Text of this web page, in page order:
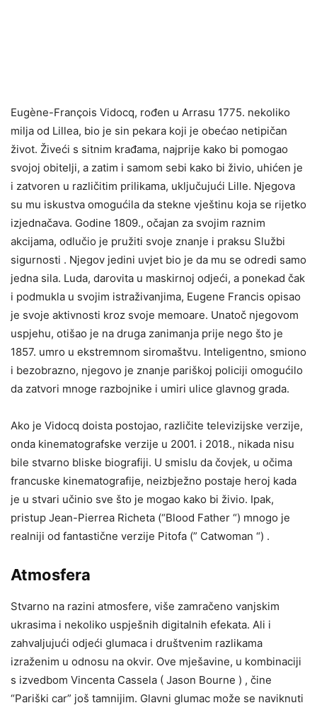
Eugène-François Vidocq, rođen u Arrasu 1775. nekoliko
milja od Lillea, bio je sin pekara koji je obećao netipičan
život. Živeći s sitnim krađama, najprije kako bi pomogao
svojoj obitelji, a zatim i samom sebi kako bi živio, uhićen je
i zatvoren u različitim prilikama, uključujući Lille. Njegova
su mu iskustva omogućila da stekne vještinu koja se rijetko
izjednačava. Godine 1809., očajan za svojim raznim
akcijama, odlučio je pružiti svoje znanje i praksu Službi
sigurnosti . Njegov jedini uvjet bio je da mu se odredi samo
jedna sila. Luda, darovita u maskirnoj odjeći, a ponekad čak
i podmukla u svojim istraživanjima, Eugene Francis opisao
je svoje aktivnosti kroz svoje memoare. Unatoč njegovom
uspjehu, otišao je na druga zanimanja prije nego što je
1857. umro u ekstremnom siromaštvu. Inteligentno, smiono
i bezobrazno, njegovo je znanje pariškoj policiji omogućilo
da zatvori mnoge razbojnike i umiri ulice glavnog grada.
Ako je Vidocq doista postojao, različite televizijske verzije,
onda kinematografske verzije u 2001. i 2018., nikada nisu
bile stvarno bliske biografiji. U smislu da čovjek, u očima
francuske kinematografije, neizbježno postaje heroj kada
je u stvari učinio sve što je mogao kako bi živio. Ipak,
pristup Jean-Pierrea Richeta (“Blood Father “) mnogo je
realniji od fantastične verzije Pitofa (” Catwoman “) .
Atmosfera
Stvarno na razini atmosfere, više zamračeno vanjskim
ukrasima i nekoliko uspješnih digitalnih efekata. Ali i
zahvaljujući odjeći glumaca i društvenim razlikama
izraženim u odnosu na okvir. Ove mješavine, u kombinaciji
s izvedbom Vincenta Cassela ( Jason Bourne ) , čine
“Pariški car” još tamnijim. Glavni glumac može se naviknuti